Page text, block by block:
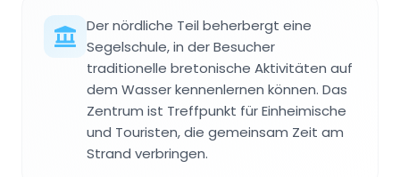
Der nördliche Teil beherbergt eine
Segelschule, in der Besucher
traditionelle bretonische Aktivitäten auf
dem Wasser kennenlernen können. Das
Zentrum ist Treffpunkt für Einheimische
und Touristen, die gemeinsam Zeit am
Strand verbringen.